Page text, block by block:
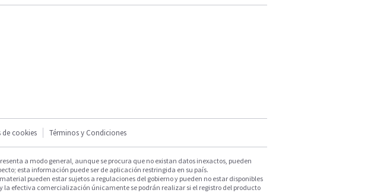
de cookies Términos y Condiciones
a modo general, aunque se procura que no existan datos inexactos, pueden
esta información puede ser de aplicación restringida en su país.
pueden estar sujetos a regulaciones del gobierno y pueden no estar disponibles
la efectiva comercialización únicamente se podrán realizar si el registro del producto